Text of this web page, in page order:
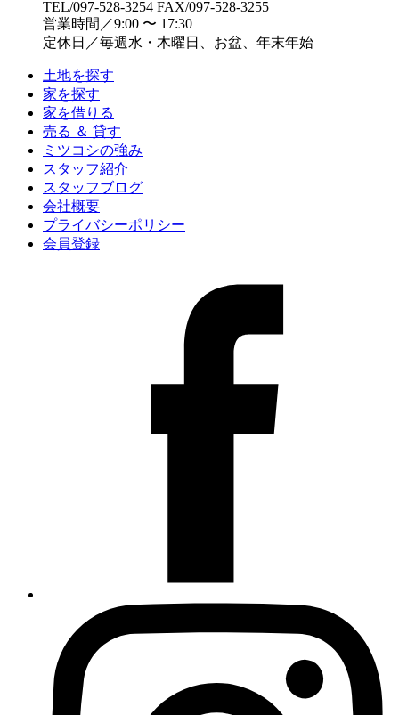
TEL/097-528-3254 FAX/097-528-3255
営業時間／9:00 〜 17:30
定休日／毎週水・木曜日、お盆、年末年始
土地を探す
家を探す
家を借りる
売る ＆ 貸す
ミツコシの強み
スタッフ紹介
スタッフブログ
会社概要
プライバシーポリシー
会員登録